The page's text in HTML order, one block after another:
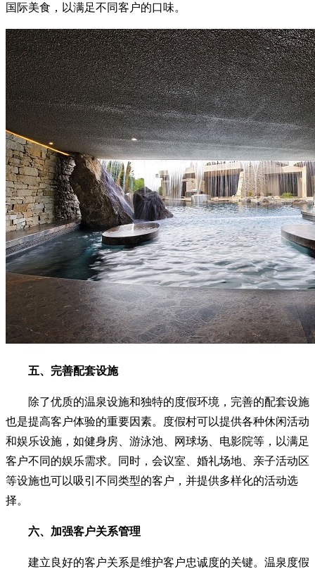
国际美食，以满足不同客户的口味。
五、完善配套设施
除了优质的温泉设施和独特的度假环境，完善的配套设施
也是提高客户体验的重要因素。度假村可以提供各种休闲活动
和娱乐设施，如健身房、游泳池、网球场、电影院等，以满足
客户不同的娱乐需求。同时，会议室、婚礼场地、亲子活动区
等设施也可以吸引不同类型的客户，并提供多样化的活动选
择。
六、加强客户关系管理
建立良好的客户关系是维护客户忠诚度的关键。温泉度假